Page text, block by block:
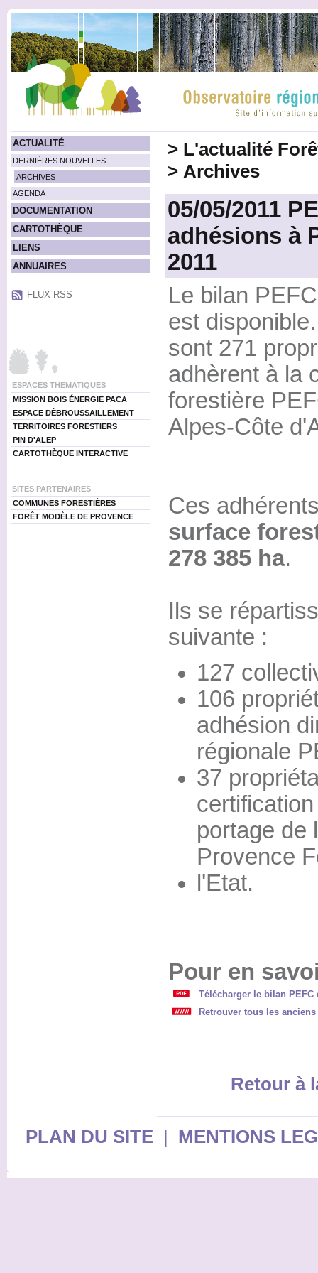
ACTUALITÉ
DERNIÈRES NOUVELLES
ARCHIVES
AGENDA
DOCUMENTATION
CARTOTHÈQUE
LIENS
ANNUAIRES
FLUX RSS
ESPACES THEMATIQUES
MISSION BOIS ÉNERGIE PACA
ESPACE DÉBROUSSAILLEMENT
TERRITOIRES FORESTIERS
PIN D'ALEP
CARTOTHÈQUE INTERACTIVE
SITES PARTENAIRES
COMMUNES FORESTIÈRES
FORÊT MODÈLE DE PROVENCE
> L'actualité
> Archives
05/05/2011
adhésions à
2011
Le bilan
est
sont 271
adhèrent à la
forestière
Alpes-Côte
Ces
surface
278 385 ha.
Ils se
suivante :
127
106
adhésion
régionale
37
portage de
Provence
l'Etat.
Pour en
Télécharger le bilan PEFC
Retrouver tous les
Retour à
PLAN DU SITE| MENTIONS